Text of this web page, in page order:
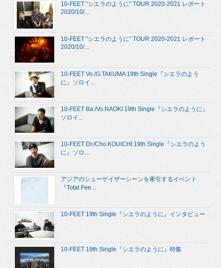
10-FEET “シエラのように” TOUR 2020-2021 レポート
2020/10/...
10-FEET “シエラのように” TOUR 2020-2021 レポート
2020/10/...
10-FEET Vo./G.TAKUMA 19th Single『シエラのよう
に』ソロイ...
10-FEET Ba./Vo.NAOKI 19th Single『シエラのように』
ソロイ...
10-FEET Dr./Cho.KOUICHI 19th Single『シエラのよう
に』ソロ...
アジアのシューゲイザーシーンを牽引するイベント
『Total Fee...
10-FEET 19th Single『シエラのように』インタビュー
10-FEET 19th Single『シエラのように』特集